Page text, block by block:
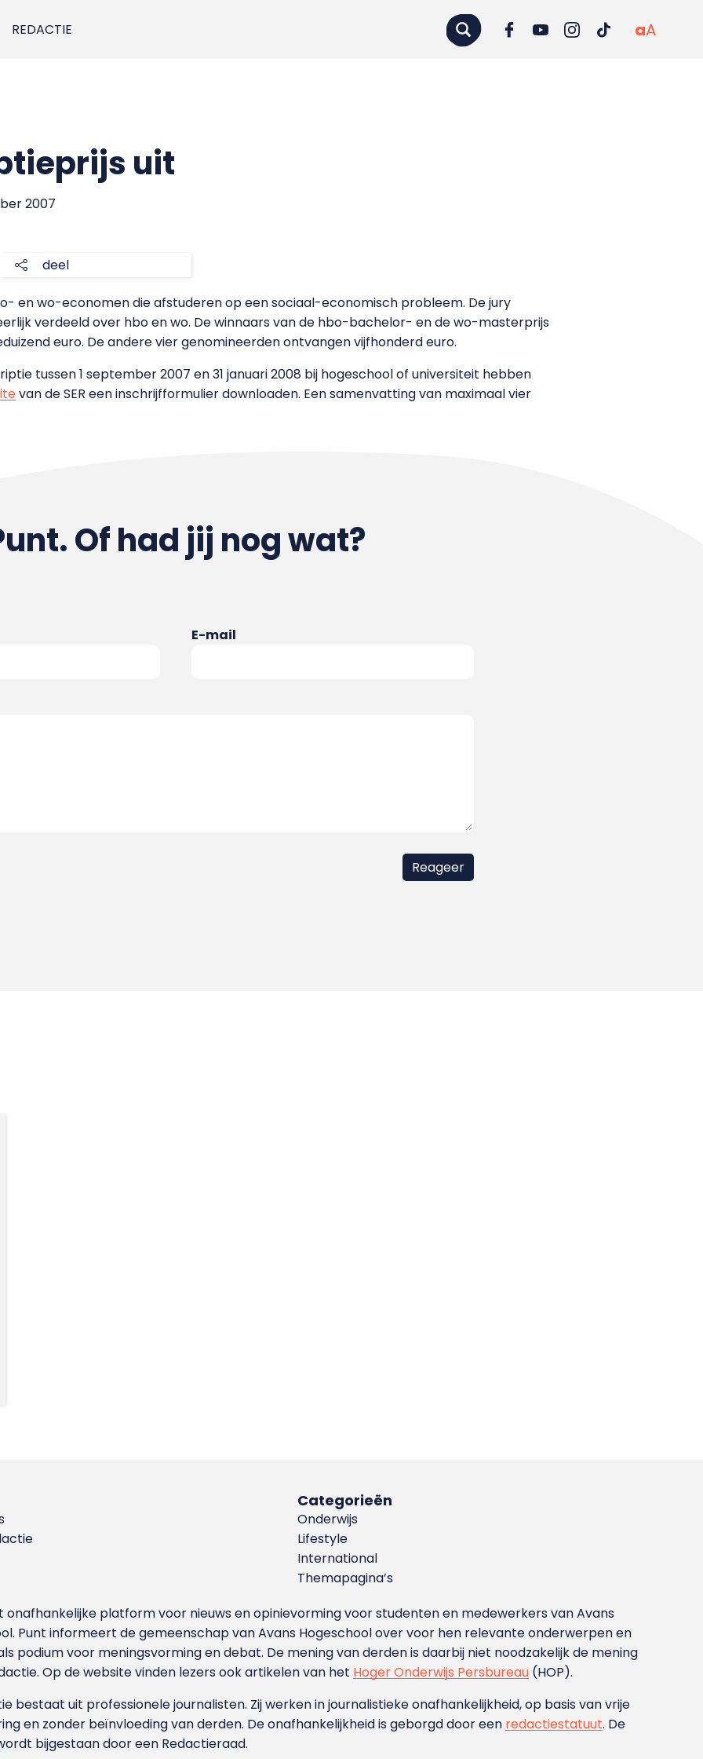
REDACTIE aA
uit
2007
deel
en wo-economen die afstuderen op een sociaal-economisch probleem. De jury
verdeeld over hbo en wo. De winnaars van de hbo-bachelor- en de wo-masterprijs
euro. De andere vier genomineerden ontvangen vijfhonderd euro.
tussen 1 september 2007 en 31 januari 2008 bij hogeschool of universiteit hebben
van de SER een inschrijfformulier downloaden. Een samenvatting van maximaal vier
Of had jij nog wat?
E-mail
Categorieën
Onderwijs
Lifestyle
International
Themapagina’s
onafhankelijke platform voor nieuws en opinievorming voor studenten en medewerkers van Avans
Punt informeert de gemeenschap van Avans Hogeschool over voor hen relevante onderwerpen en
podium voor meningsvorming en debat. De mening van derden is daarbij niet noodzakelijk de mening
Op de website vinden lezers ook artikelen van het Hoger Onderwijs Persbureau (HOP).
bestaat uit professionele journalisten. Zij werken in journalistieke onafhankelijkheid, op basis van vrije
en zonder beïnvloeding van derden. De onafhankelijkheid is geborgd door een redactiestatuut. De
bijgestaan door een Redactieraad.